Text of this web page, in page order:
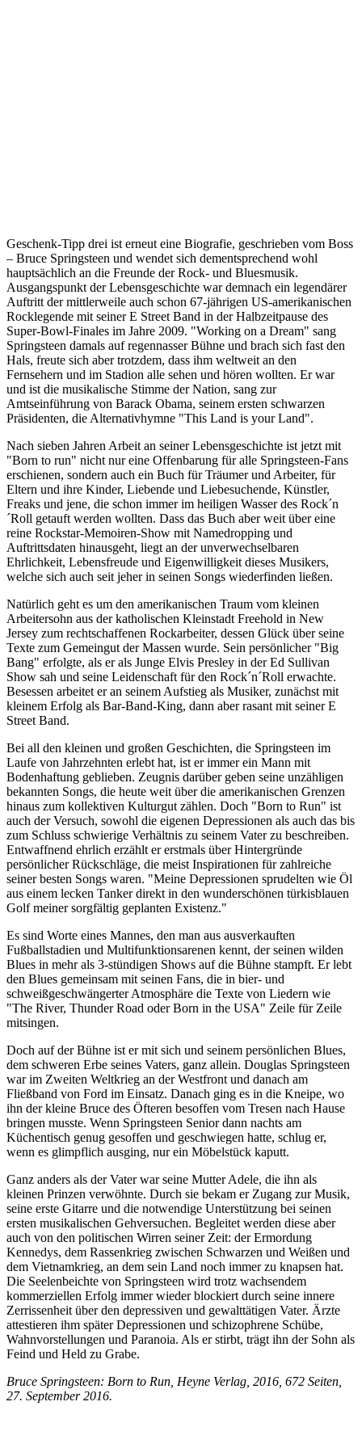
Geschenk-Tipp drei ist erneut eine Biografie, geschrieben vom Boss
– Bruce Springsteen und wendet sich dementsprechend wohl
hauptsächlich an die Freunde der Rock- und Bluesmusik.
Ausgangspunkt der Lebensgeschichte war demnach ein legendärer
Auftritt der mittlerweile auch schon 67-jährigen US-amerikanischen
Rocklegende mit seiner E Street Band in der Halbzeitpause des
Super-Bowl-Finales im Jahre 2009. "Working on a Dream" sang
Springsteen damals auf regennasser Bühne und brach sich fast den
Hals, freute sich aber trotzdem, dass ihm weltweit an den
Fernsehern und im Stadion alle sehen und hören wollten. Er war
und ist die musikalische Stimme der Nation, sang zur
Amtseinführung von Barack Obama, seinem ersten schwarzen
Präsidenten, die Alternativhymne "This Land is your Land".
Nach sieben Jahren Arbeit an seiner Lebensgeschichte ist jetzt mit
"Born to run" nicht nur eine Offenbarung für alle Springsteen-Fans
erschienen, sondern auch ein Buch für Träumer und Arbeiter, für
Eltern und ihre Kinder, Liebende und Liebesuchende, Künstler,
Freaks und jene, die schon immer im heiligen Wasser des Rock´n
´Roll getauft werden wollten. Dass das Buch aber weit über eine
reine Rockstar-Memoiren-Show mit Namedropping und
Auftrittsdaten hinausgeht, liegt an der unverwechselbaren
Ehrlichkeit, Lebensfreude und Eigenwilligkeit dieses Musikers,
welche sich auch seit jeher in seinen Songs wiederfinden ließen.
Natürlich geht es um den amerikanischen Traum vom kleinen
Arbeitersohn aus der katholischen Kleinstadt Freehold in New
Jersey zum rechtschaffenen Rockarbeiter, dessen Glück über seine
Texte zum Gemeingut der Massen wurde. Sein persönlicher "Big
Bang" erfolgte, als er als Junge Elvis Presley in der Ed Sullivan
Show sah und seine Leidenschaft für den Rock´n´Roll erwachte.
Besessen arbeitet er an seinem Aufstieg als Musiker, zunächst mit
kleinem Erfolg als Bar-Band-King, dann aber rasant mit seiner E
Street Band.
Bei all den kleinen und großen Geschichten, die Springsteen im
Laufe von Jahrzehnten erlebt hat, ist er immer ein Mann mit
Bodenhaftung geblieben. Zeugnis darüber geben seine unzähligen
bekannten Songs, die heute weit über die amerikanischen Grenzen
hinaus zum kollektiven Kulturgut zählen. Doch "Born to Run" ist
auch der Versuch, sowohl die eigenen Depressionen als auch das bis
zum Schluss schwierige Verhältnis zu seinem Vater zu beschreiben.
Entwaffnend ehrlich erzählt er erstmals über Hintergründe
persönlicher Rückschläge, die meist Inspirationen für zahlreiche
seiner besten Songs waren. "Meine Depressionen sprudelten wie Öl
aus einem lecken Tanker direkt in den wunderschönen türkisblauen
Golf meiner sorgfältig geplanten Existenz."
Es sind Worte eines Mannes, den man aus ausverkauften
Fußballstadien und Multifunktionsarenen kennt, der seinen wilden
Blues in mehr als 3-stündigen Shows auf die Bühne stampft. Er lebt
den Blues gemeinsam mit seinen Fans, die in bier- und
schweißgeschwängerter Atmosphäre die Texte von Liedern wie
"The River, Thunder Road oder Born in the USA" Zeile für Zeile
mitsingen.
Doch auf der Bühne ist er mit sich und seinem persönlichen Blues,
dem schweren Erbe seines Vaters, ganz allein. Douglas Springsteen
war im Zweiten Weltkrieg an der Westfront und danach am
Fließband von Ford im Einsatz. Danach ging es in die Kneipe, wo
ihn der kleine Bruce des Öfteren besoffen vom Tresen nach Hause
bringen musste. Wenn Springsteen Senior dann nachts am
Küchentisch genug gesoffen und geschwiegen hatte, schlug er,
wenn es glimpflich ausging, nur ein Möbelstück kaputt.
Ganz anders als der Vater war seine Mutter Adele, die ihn als
kleinen Prinzen verwöhnte. Durch sie bekam er Zugang zur Musik,
seine erste Gitarre und die notwendige Unterstützung bei seinen
ersten musikalischen Gehversuchen. Begleitet werden diese aber
auch von den politischen Wirren seiner Zeit: der Ermordung
Kennedys, dem Rassenkrieg zwischen Schwarzen und Weißen und
dem Vietnamkrieg, an dem sein Land noch immer zu knapsen hat.
Die Seelenbeichte von Springsteen wird trotz wachsendem
kommerziellen Erfolg immer wieder blockiert durch seine innere
Zerrissenheit über den depressiven und gewalttätigen Vater. Ärzte
attestieren ihm später Depressionen und schizophrene Schübe,
Wahnvorstellungen und Paranoia. Als er stirbt, trägt ihn der Sohn als
Feind und Held zu Grabe.
Bruce Springsteen: Born to Run, Heyne Verlag, 2016, 672 Seiten,
27. September 2016.